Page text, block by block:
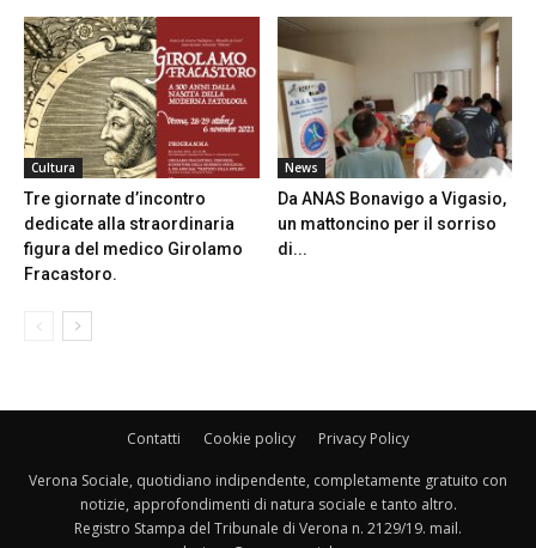
Cultura
Tre giornate d’incontro
dedicate alla straordinaria
figura del medico Girolamo
Fracastoro.
News
Da ANAS Bonavigo a Vigasio,
un mattoncino per il sorriso
di...
Contatti Cookie policy Privacy Policy
Verona Sociale, quotidiano indipendente, completamente gratuito con
notizie, approfondimenti di natura sociale e tanto altro.
Registro Stampa del Tribunale di Verona n. 2129/19. mail.